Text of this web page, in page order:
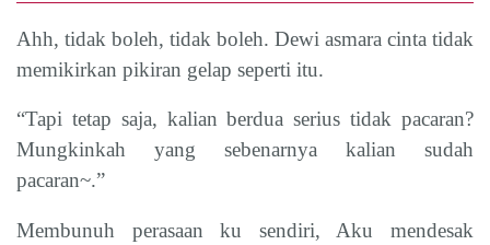
Ahh, tidak boleh, tidak boleh. Dewi asmara cinta tidak
memikirkan pikiran gelap seperti itu.
“Tapi tetap saja, kalian berdua serius tidak pacaran?
Mungkinkah yang sebenarnya kalian sudah
pacaran~.”
Membunuh perasaan ku sendiri, Aku mendesak